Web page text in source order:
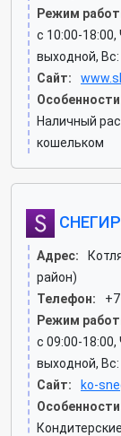
Режим
c 10:00-18:00,
выходной,
Сайт:
Наличный
кошельком
Адрес:
район)
Телефон:
Режим
c 09:00-18:00,
выходной,
Сайт:
ko-